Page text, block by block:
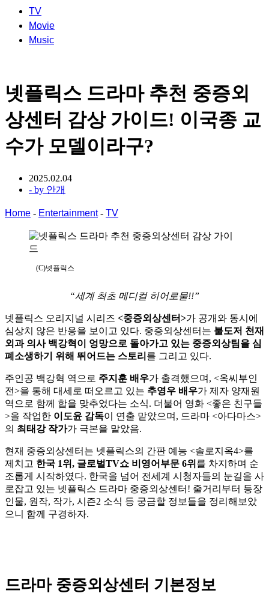
TV
Movie
Music
넷플릭스 드라마 추천 중증외
상센터 감상 가이드! 이국종 교
수가 모델이라구?
2025.02.04
- by 안개
Home - Entertainment- TV
(C)넷플릭스
“세계 최초 메디컬 히어로물!!”
넷플릭스 오리지널 시리즈 <중증외상센터>가 공개와 동시에
심상치 않은 반응을 보이고 있다. 중증외상센터는 불도저 천재
외과 의사 백강혁이 엉망으로 돌아가고 있는 중증외상팀을 심
폐소생하기 위해 뛰어드는 스토리 를 그리고 있다.
주인공 백강혁 역으로 주지훈 배우가 출격했으며, <옥씨부인
전>을 통해 대세로 떠오르고 있는 추영우 배우가 제자 양재원
역으로 함께 합을 맞추었다는 소식. 더불어 영화 <좋은 친구들
>을 작업한 이도윤 감독이 연출 맡았으며, 드라마 <아다마스>
의 최태강 작가가 극본을 맡았음.
현재 중증외상센터는 넷플릭스의 간판 예능 <솔로지옥4>를
제치고 한국 1위, 글로벌TV쇼 비영어부문 6위 를 차지하며 순
조롭게 시작하였다. 한국을 넘어 전세계 시청자들의 눈길을 사
로잡고 있는 넷플릭스 드라마 중증외상센터! 줄거리부터 등장
인물, 원작, 작가, 시즌2 소식 등 궁금할 정보들을 정리해보았
으니 함께 구경하자.
드라마 중증외상센터 기본정보